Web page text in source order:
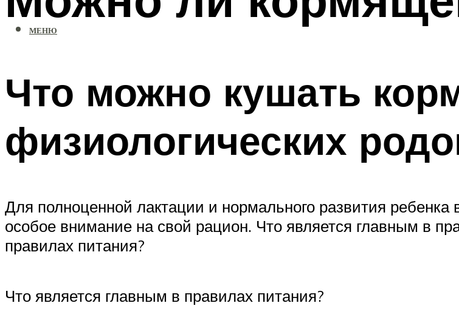
МЕНЮ
Что можно кушать
физиологических
Для полноценной лактации и нормального развития ребенка
особое внимание на свой рацион. Что является главным в
правилах питания?
Что является главным в правилах питания?